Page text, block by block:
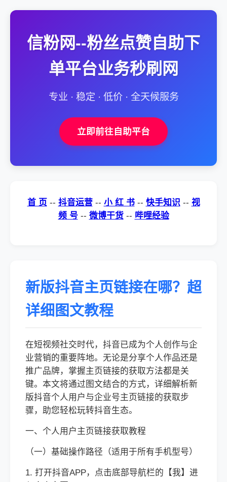
信粉网--粉丝点赞自助下
单平台业务秒刷网
专业 · 稳定 · 低价 · 全天候服务
立即前往自助平台
首 页 -- 抖音运营 -- 小 红 书 -- 快手知识 -- 视
频 号 -- 微博干货 -- 哔哩经验
新版抖音主页链接在哪？超
详细图文教程
在短视频社交时代，抖音已成为个人创作与企
业营销的重要阵地。无论是分享个人作品还是
推广品牌，掌握主页链接的获取方法都是关
键。本文将通过图文结合的方式，详细解析新
版抖音个人用户与企业号主页链接的获取步
骤，助您轻松玩转抖音生态。
一、个人用户主页链接获取教程
（一）基础操作路径（适用于所有手机型号）
1. 打开抖音APP，点击底部导航栏的【我】进